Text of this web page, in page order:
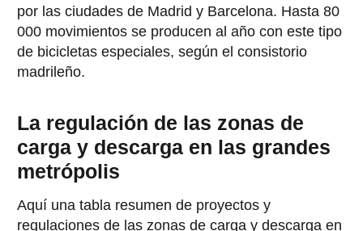
por las ciudades de Madrid y Barcelona. Hasta 80
000 movimientos se producen al año con este tipo
de bicicletas especiales, según el consistorio
madrileño.
La regulación de las zonas de
carga y descarga en las grandes
metrópolis
Aquí una tabla resumen de proyectos y
regulaciones de las zonas de carga y descarga en